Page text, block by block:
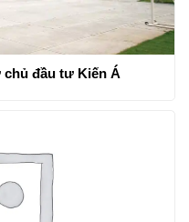
đầu tư Kiến Á